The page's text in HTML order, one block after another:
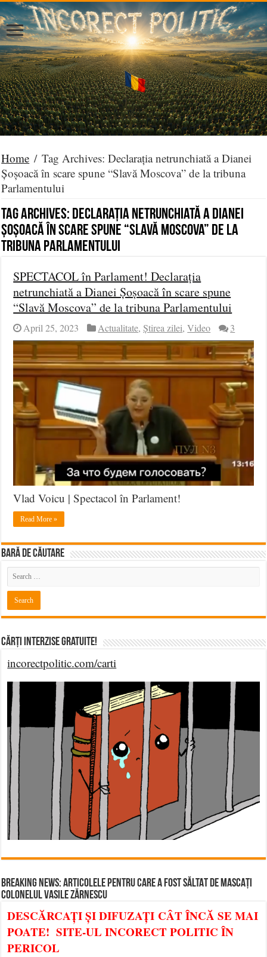
Home / Tag Archives: Declarația netrunchiată a Dianei
Șoșoacă în scare spune “Slavă Moscova” de la tribuna
Parlamentului
Tag Archives: Declarația netrunchiată a Dianei
Șoșoacă în scare spune “Slavă Moscova” de la
tribuna Parlamentului
SPECTACOL în Parlament! Declarația
netrunchiată a Dianei Șoșoacă în scare spune
“Slavă Moscova” de la tribuna Parlamentului
April 25, 2023 Actualitate,Știrea zilei,Video 3
Vlad Voicu | Spectacol în Parlament!
Read More »
BARĂ DE CĂUTARE
Cărți Interzise Gratuite!
incorectpolitic.com/carti
BREAKING NEWS: ARTICOLELE PENTRU CARE A FOST SĂLTAT DE MASCAȚI
COLONELUL VASILE ZĂRNESCU
DESCĂRCAȚI ȘI DIFUZAȚI CÂT ÎNCĂ SE MAI
POATE! SITE-UL INCORECT POLITIC ÎN
PERICOL